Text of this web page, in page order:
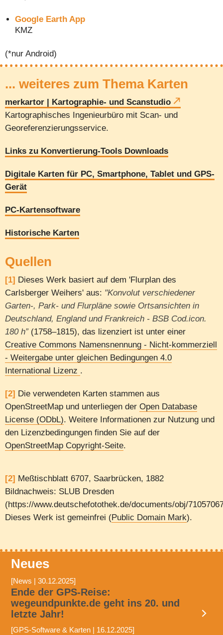
Google Earth App
KMZ
(*nur Android)
... weiteres zum Thema Karten
merkartor | Kartographie- und Scanstudio
Kartographisches Ingenieurbüro mit Scan- und
Georeferenzierungsservice.
Links zu Konvertierung-Tools Downloads
Digitale Karten für PC, Smartphone, Tablet und GPS-
Gerät
PC-Kartensoftware
Historische Karten
Quellen
[1] Dieses Werk basiert auf dem 'Flurplan des
Carlsberger Weihers' aus: "Konvolut verschiedener
Garten-, Park- und Flurpläne sowie Ortsansichten in
Deutschland, England und Frankreich - BSB Cod.icon.
180 h”(1758–1815), das lizenziert ist unter einer
Creative Commons Namensnennung - Nicht-kommerziell
- Weitergabe unter gleichen Bedingungen 4.0
International Lizenz .
[2] Die verwendeten Karten stammen aus
OpenStreetMap und unterliegen der Open Database
License (ODbL). Weitere Informationen zur Nutzung und
den Lizenzbedingungen finden Sie auf der
OpenStreetMap Copyright-Seite.
[2] Meßtischblatt 6707, Saarbrücken, 1882
Bildnachweis: SLUB Dresden
(https://www.deutschefotothek.de/documents/obj/
Dieses Werk ist gemeinfrei (Public Domain Mark).
Neues
[News | 30.12.2025]
Ende der GPS-Reise:
wegeundpunkte.de geht ins 20. und
letzte Jahr!
[GPS-Software & Karten | 16.12.2025]